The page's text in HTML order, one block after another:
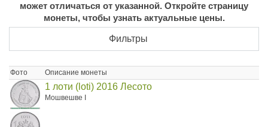
может отличаться от указанной. Откройте страницу
монеты, чтобы узнать актуальные цены.
Фильтры
Фото Описание монеты
1 лоти (loti) 2016 Лесото
Мошвешве I